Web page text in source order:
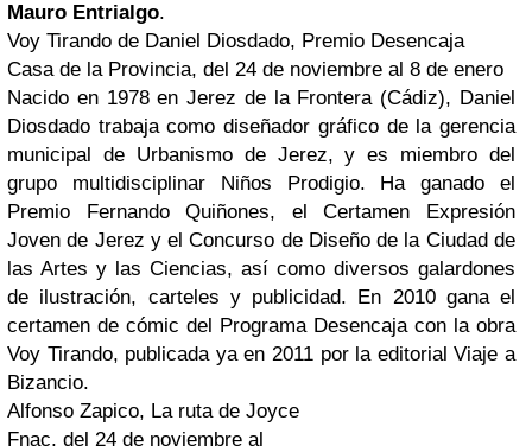
Mauro Entrialgo.
Voy Tirando de Daniel Diosdado, Premio Desencaja
Casa de la Provincia, del 24 de noviembre al 8 de enero
Nacido en 1978 en Jerez de la Frontera (Cádiz), Daniel
Diosdado trabaja como diseñador gráfico de la gerencia
municipal de Urbanismo de Jerez, y es miembro del
grupo multidisciplinar Niños Prodigio. Ha ganado el
Premio Fernando Quiñones, el Certamen Expresión
Joven de Jerez y el Concurso de Diseño de la Ciudad de
las Artes y las Ciencias, así como diversos galardones
de ilustración, carteles y publicidad. En 2010 gana el
certamen de cómic del Programa Desencaja con la obra
Voy Tirando, publicada ya en 2011 por la editorial Viaje a
Bizancio.
Alfonso Zapico, La ruta de Joyce
Fnac, del 24 de noviembre al